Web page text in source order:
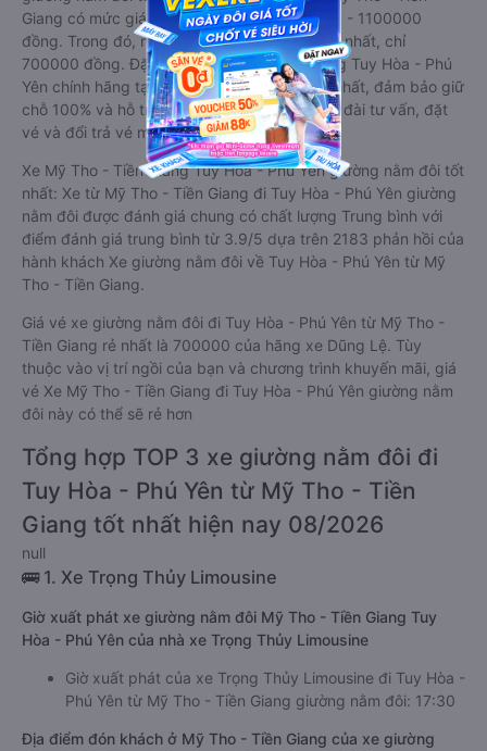
Giang có mức giá dao động từ 700000 đồng - 1100000
đồng. Trong đó, nhà xe Dũng Lệ có giá vé rẻ nhất, chỉ
700000 đồng. Đặt vé xe Mỹ Tho - Tiền Giang Tuy Hòa - Phú
Yên chính hãng tạiVexere.comđể có giá rẻ nhất, đảm bảo giữ
chỗ 100% và hỗ trợ đổi trả vé miễn phí. Tổng đài tư vấn, đặt
vé và đổi trả vé miễn phí:1900 888684.
Xe Mỹ Tho - Tiền Giang Tuy Hòa - Phú Yên giường nằm đôi tốt
nhất: Xe từ Mỹ Tho - Tiền Giang đi Tuy Hòa - Phú Yên giường
nằm đôi được đánh giá chung có chất lượng Trung bình với
điểm đánh giá trung bình từ 3.9/5 dựa trên 2183 phản hồi của
hành khách Xe giường nằm đôi về Tuy Hòa - Phú Yên từ Mỹ
Tho - Tiền Giang.
Giá vé xe giường nằm đôi đi Tuy Hòa - Phú Yên từ Mỹ Tho -
Tiền Giang rẻ nhất là 700000 của hãng xe Dũng Lệ. Tùy
thuộc vào vị trí ngồi của bạn và chương trình khuyến mãi, giá
vé Xe Mỹ Tho - Tiền Giang đi Tuy Hòa - Phú Yên giường nằm
đôi này có thể sẽ rẻ hơn
Tổng hợp TOP 3 xe giường nằm đôi đi
Tuy Hòa - Phú Yên từ Mỹ Tho - Tiền
Giang tốt nhất hiện nay 08/2026
null
🚌 1. Xe Trọng Thủy Limousine
Giờ xuất phát xe giường nằm đôi Mỹ Tho - Tiền Giang Tuy
Hòa - Phú Yên của nhà xe Trọng Thủy Limousine
Giờ xuất phát của xe Trọng Thủy Limousine đi Tuy Hòa -
Phú Yên từ Mỹ Tho - Tiền Giang giường nằm đôi: 17:30
Địa điểm đón khách ở Mỹ Tho - Tiền Giang của xe giường